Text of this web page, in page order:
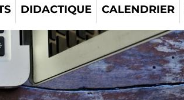
DIDACTIQUE CALENDRIER